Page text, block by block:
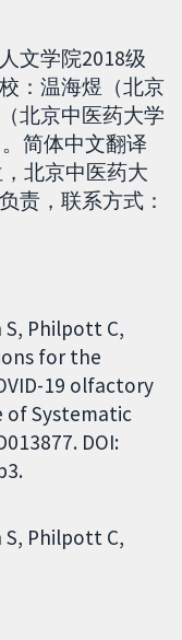
文学院2018级
：温海煜（北京
北京中医药大学
简体中文翻译
北京中医药大
责，联系方式：
S, Philpott C,
for the
19 olfactory
of Systematic
DOI:
Philpott C